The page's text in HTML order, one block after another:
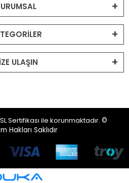
ULAŞIN
Sertifikası ile korunmaktadır. ©
Hakları Saklıdır